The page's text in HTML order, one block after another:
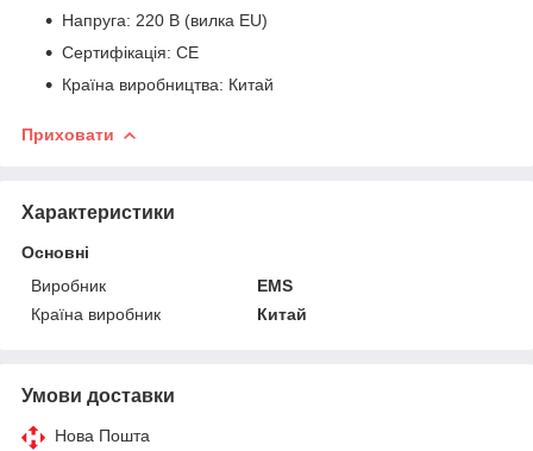
Напруга: 220 В (вилка EU)
Сертифікація: CE
Країна виробництва: Китай
Приховати
Характеристики
Основні
Виробник
EMS
Країна виробник
Китай
Умови доставки
Нова Пошта